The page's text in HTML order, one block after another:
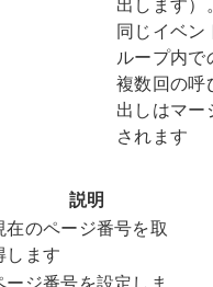
出します）
同じイベン
ループ内で
複数回の呼
出しはマー
されます
説明
在のページ番号を取
します